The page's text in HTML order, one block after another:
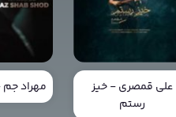
علی قمصری - خیز
رستم
مهراد